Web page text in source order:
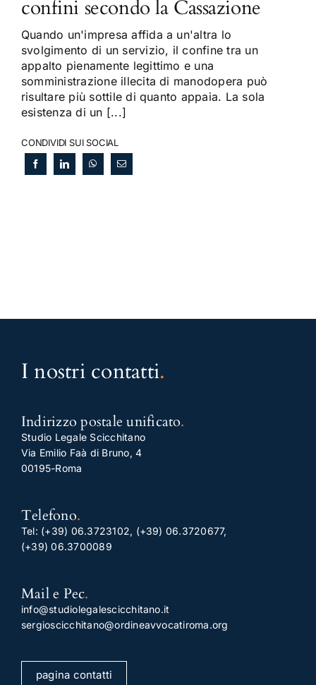
confini secondo la Cassazione
Quando un'impresa affida a un'altra lo
svolgimento di un servizio, il confine tra un
appalto pienamente legittimo e una
somministrazione illecita di manodopera può
risultare più sottile di quanto appaia. La sola
esistenza di un [...]
CONDIVIDI SUI SOCIAL
I nostri contatti.
Indirizzo postale unificato.
Studio Legale Scicchitano
Via Emilio Faà di Bruno, 4
00195-Roma
Telefono.
Tel: (+39) 06.3723102, (+39) 06.3720677,
(+39) 06.3700089
Mail e Pec.
info@studiolegalescicchitano.it
sergioscicchitano@ordineavvocatiroma.org
pagina contatti